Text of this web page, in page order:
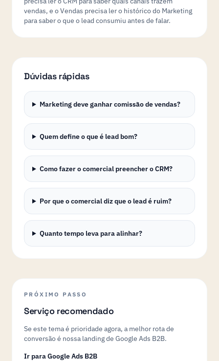
vendas, e o Vendas precisa ler o histórico do Marketing
para saber o que o lead consumiu antes de falar.
Dúvidas rápidas
Marketing deve ganhar comissão de vendas?
Quem define o que é lead bom?
Como fazer o comercial preencher o CRM?
Por que o comercial diz que o lead é ruim?
Quanto tempo leva para alinhar?
PRÓXIMO PASSO
Serviço recomendado
Se este tema é prioridade agora, a melhor rota de
conversão é nossa landing de Google Ads B2B.
Ir para Google Ads B2B